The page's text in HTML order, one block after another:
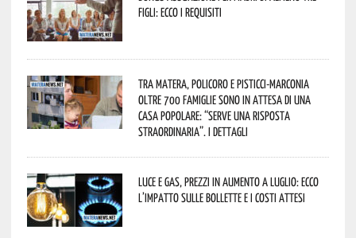
figli: ecco i requisiti
Tra Matera, Policoro e Pisticci-Marconia
oltre 700 famiglie sono in attesa di una
casa popolare: “serve una risposta
straordinaria”. I dettagli
Luce e gas, prezzi in aumento a luglio: ecco
l’impatto sulle bollette e i costi attesi